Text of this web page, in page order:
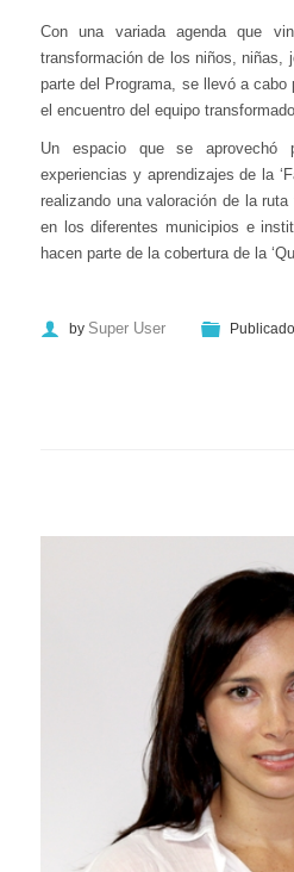
Con una variada agenda que
transformación de los niños, niñas,
parte del Programa, se llevó a
el encuentro del equipo
Un espacio que se aprovechó
experiencias y aprendizajes de la
realizando una valoración de la
en los diferentes municipios e
hacen parte de la cobertura de la
by Super User